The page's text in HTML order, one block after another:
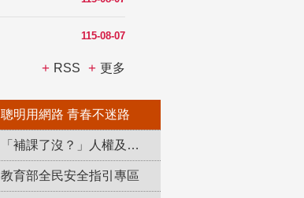
115-08-07
RSS 更多
聰明用網路 青春不迷路
「補課了沒？」人權及轉型正義教育專區
教育部全民安全指引專區